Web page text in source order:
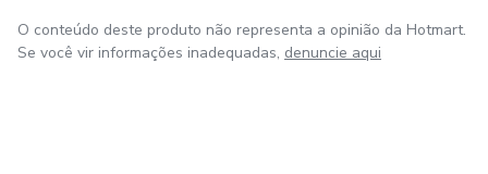
O conteúdo deste produto não representa a opinião da Hotmart.
Se você vir informações inadequadas, denuncie aqui